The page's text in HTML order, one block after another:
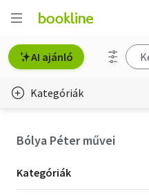
AI ajánló
Kategóriák
Bólya Péter művei
Kategória
szűrés
Kategóriák